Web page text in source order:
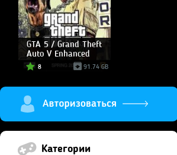
GTA 5 / Grand Theft
Auto V Enhanced
8 91.74 GB
Категории